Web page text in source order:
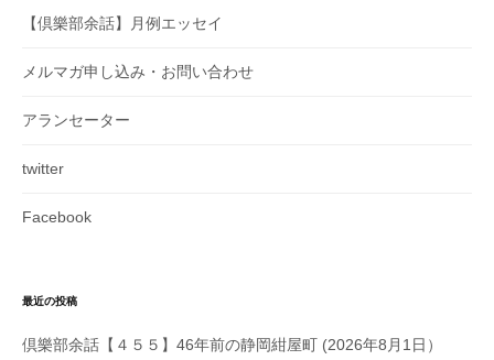
【倶樂部余話】月例エッセイ
メルマガ申し込み・お問い合わせ
アランセーター
twitter
Facebook
最近の投稿
倶樂部余話【４５５】46年前の静岡紺屋町 (2026年8月1日）